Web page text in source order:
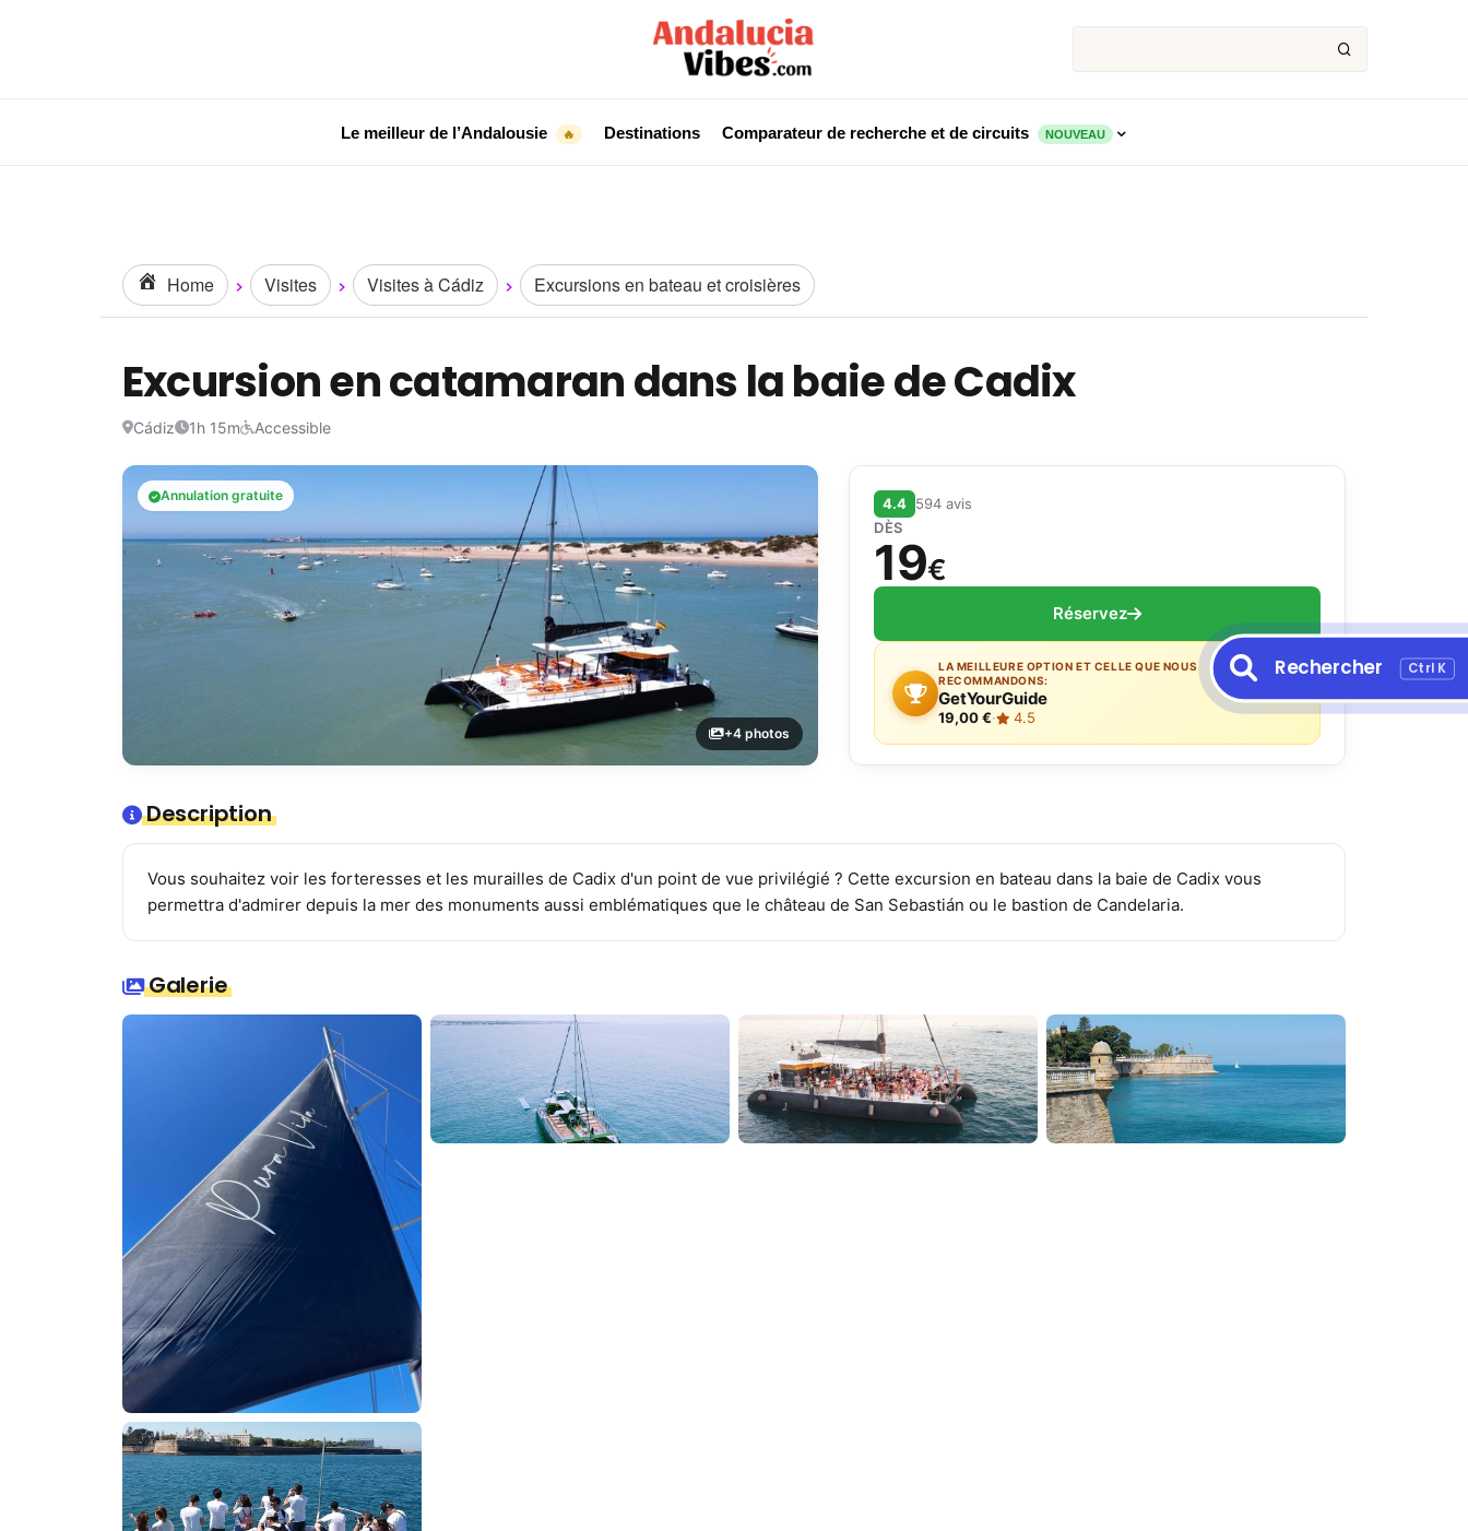
Le meilleur de l’Andalousie 🔥 Destinations Comparateur de recherche et de circuits NOUVEAU
Home Visites Visites à Cádiz Excursions en bateau et croisières
Excursion en catamaran dans la baie de Cadix
Cádiz 1h 15m Accessible
Annulation gratuite
+4 photos
4.4 594 avis
DÈS
19€
Réservez
LA MEILLEURE OPTION ET CELLE QUE NOUS
RECOMMANDONS:
GetYourGuide
19,00 €· 4.5
Description
Vous souhaitez voir les forteresses et les murailles de Cadix d'un point de vue privilégié ? Cette excursion en bateau dans la baie de Cadix vous
permettra d'admirer depuis la mer des monuments aussi emblématiques que le château de San Sebastián ou le bastion de Candelaria.
Galerie
Rechercher Ctrl K